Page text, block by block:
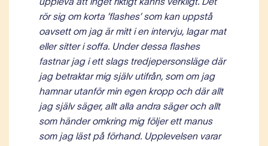
rör sig om korta ’flashes’ som kan uppstå
oavsett om jag är mitt i en intervju, lagar mat
eller sitter i soffa. Under dessa flashes
fastnar jag i ett slags tredjepersonsläge där
jag betraktar mig själv utifrån, som om jag
hamnar utanför min egen kropp och där allt
jag själv säger, allt alla andra säger och allt
som händer omkring mig följer ett manus
som jag läst på förhand. Upplevelsen varar